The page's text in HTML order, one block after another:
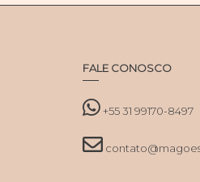
FALE CONOSCO
+55 31 99170-8497